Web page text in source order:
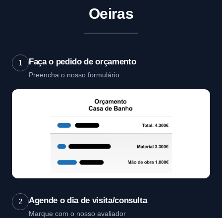
Oeiras
1 Faça o pedido de orçamento
Preencha o nosso formulário
2 Agende o dia de visita/consulta
Marque com o nosso avaliador